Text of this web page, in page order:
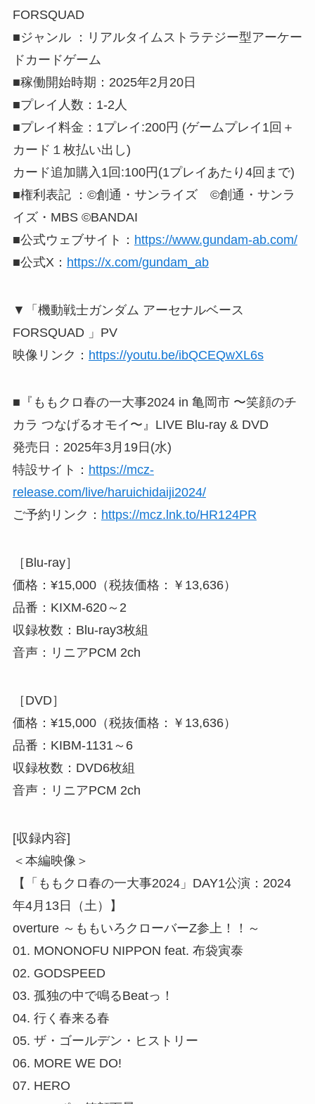
FORSQUAD
■ジャンル ：リアルタイムストラテジー型アーケー
ドカードゲーム
■稼働開始時期：2025年2月20日
■プレイ人数：1-2人
■プレイ料金：1プレイ:200円 (ゲームプレイ1回＋
カード１枚払い出し)
カード追加購入1回:100円(1プレイあたり4回まで)
■権利表記 ：©創通・サンライズ ©創通・サンラ
イズ・MBS ©BANDAI
■公式ウェブサイト： https://www.gundam-ab.com/
■公式X： https://x.com/gundam_ab
▼「機動戦士ガンダム アーセナルベース
FORSQUAD 」PV
映像リンク： https://youtu.be/ibQCEQwXL6s
■『ももクロ春の一大事2024 in 亀岡市 〜笑顔のチ
カラ つなげるオモイ〜』LIVE Blu-ray & DVD
発売日：2025年3月19日(水)
特設サイト： https://mcz-
release.com/live/haruichidaiji2024/
ご予約リンク： https://mcz.lnk.to/HR124PR
［Blu-ray］
価格：¥15,000（税抜価格：￥13,636）
品番：KIXM-620～2
収録枚数：Blu-ray3枚組
音声：リニアPCM 2ch
［DVD］
価格：¥15,000（税抜価格：￥13,636）
品番：KIBM-1131～6
収録枚数：DVD6枚組
音声：リニアPCM 2ch
[収録内容]
＜本編映像＞
【「ももクロ春の一大事2024」DAY1公演：2024
年4月13日（土）】
overture ～ももいろクローバーZ参上！！～
01. MONONOFU NIPPON feat. 布袋寅泰
02. GODSPEED
03. 孤独の中で鳴るBeatっ！
04. 行く春来る春
05. ザ・ゴールデン・ヒストリー
06. MORE WE DO!
07. HERO